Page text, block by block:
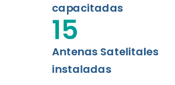
capacitadas
Antenas Satelitales
instaladas
15